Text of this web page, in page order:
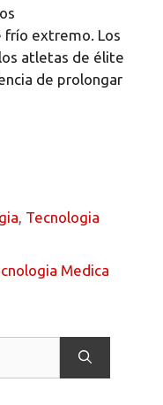
frío extremo. Los
atletas de élite
de prolongar
, Tecnologia
Medica